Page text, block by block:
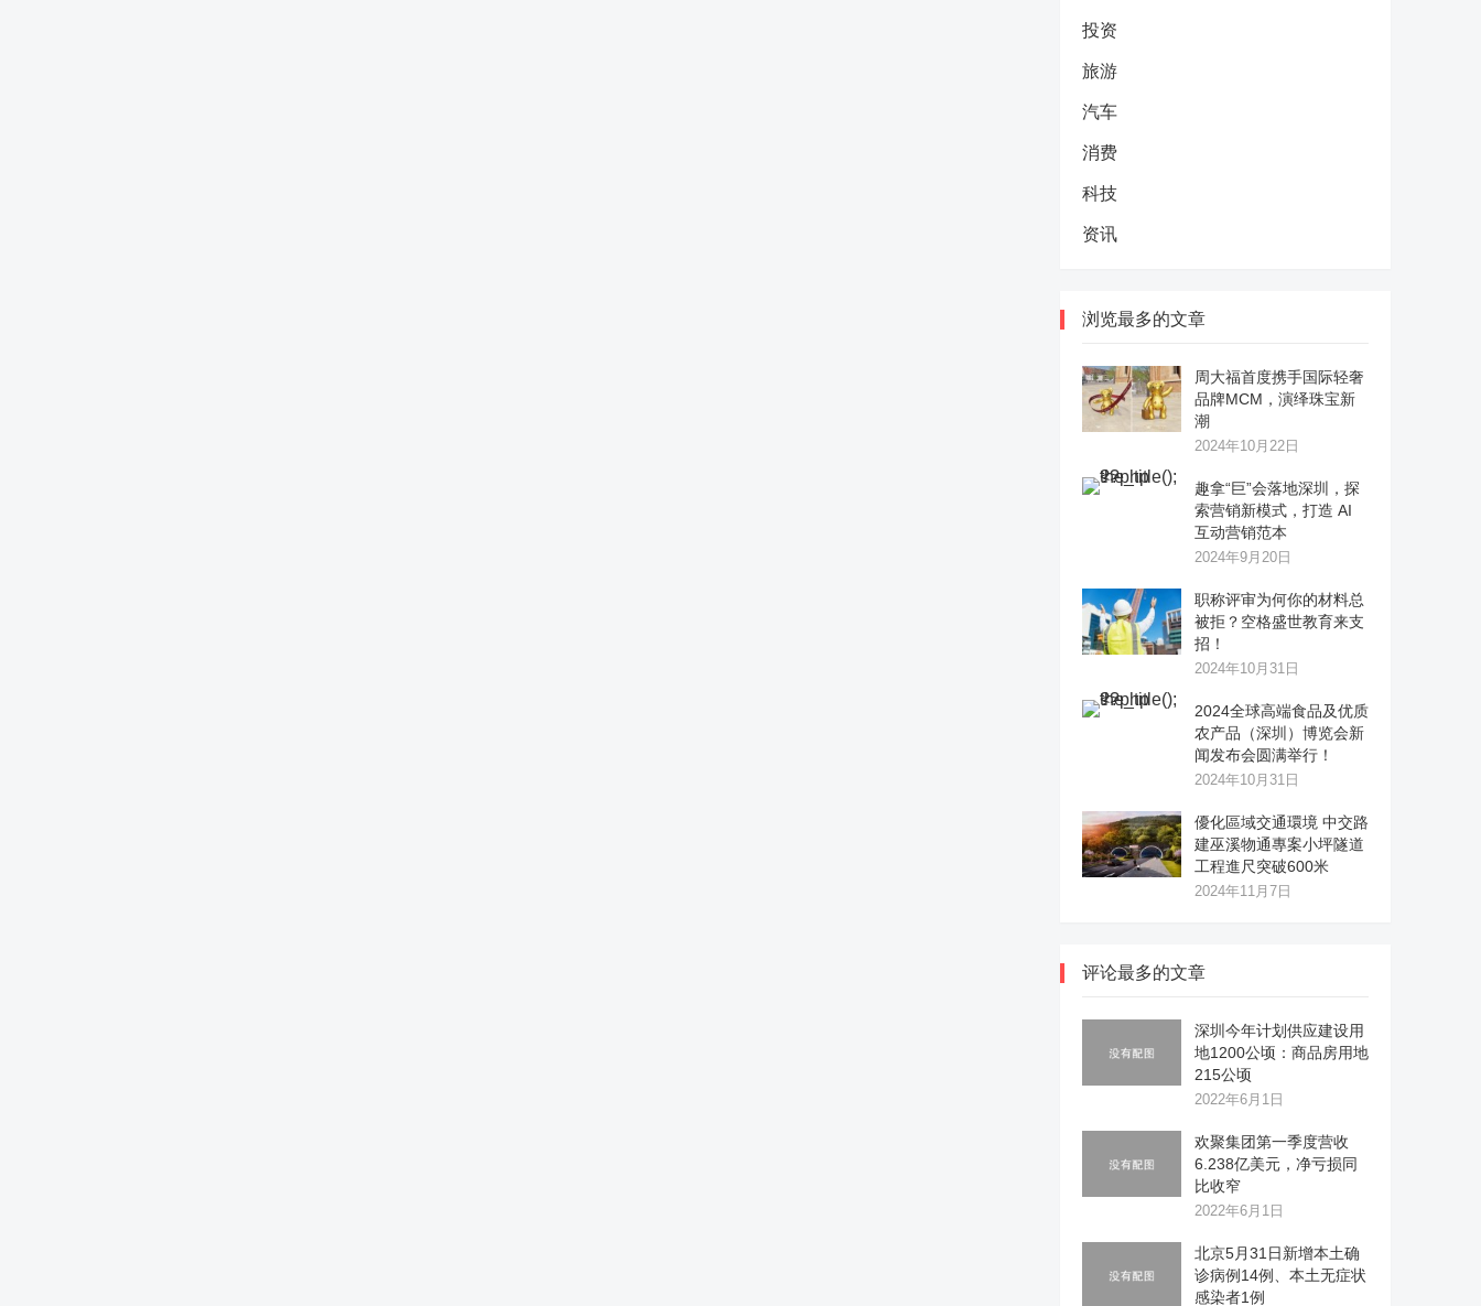
投资
旅游
汽车
消费
科技
资讯
浏览最多的文章
周大福首度携手国际轻奢
品牌MCM，演绎珠宝新
潮
2024年10月22日
趣拿“巨”会落地深圳，探
索营销新模式，打造 AI
互动营销范本
2024年9月20日
职称评审为何你的材料总
被拒？空格盛世教育来支
招！
2024年10月31日
2024全球高端食品及优质
农产品（深圳）博览会新
闻发布会圆满举行！
2024年10月31日
優化區域交通環境 中交路
建巫溪物通專案小坪隧道
工程進尺突破600米
2024年11月7日
评论最多的文章
深圳今年计划供应建设用
地1200公顷：商品房用地
215公顷
2022年6月1日
欢聚集团第一季度营收
6.238亿美元，净亏损同
比收窄
2022年6月1日
北京5月31日新增本土确
诊病例14例、本土无症状
感染者1例